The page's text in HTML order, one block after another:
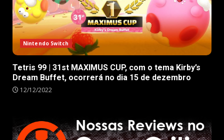
Nintendo Switch
Tetris 99 | 31st MAXIMUS CUP, com o tema Kirby’s
Dream Buffet, ocorrerá no dia 15 de dezembro
12/12/2022